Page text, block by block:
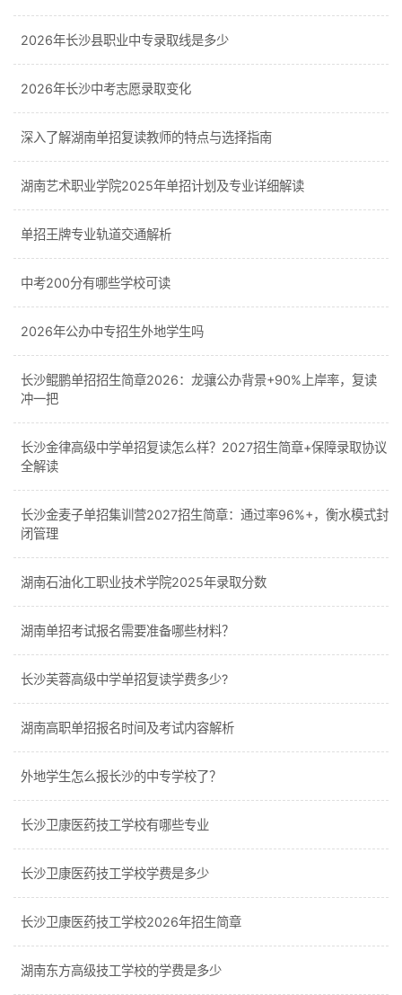
2026年长沙县职业中专录取线是多少
2026年长沙中考志愿录取变化
深入了解湖南单招复读教师的特点与选择指南
湖南艺术职业学院2025年单招计划及专业详细解读
单招王牌专业轨道交通解析
中考200分有哪些学校可读
2026年公办中专招生外地学生吗
长沙鲲鹏单招招生简章2026：龙骧公办背景+90%上岸率，复读
冲一把
长沙金律高级中学单招复读怎么样？2027招生简章+保障录取协议
全解读
长沙金麦子单招集训营2027招生简章：通过率96%+，衡水模式封
闭管理
湖南石油化工职业技术学院2025年录取分数
湖南单招考试报名需要准备哪些材料？
长沙芙蓉高级中学单招复读学费多少?
湖南高职单招报名时间及考试内容解析
外地学生怎么报长沙的中专学校了？
长沙卫康医药技工学校有哪些专业
长沙卫康医药技工学校学费是多少
长沙卫康医药技工学校2026年招生简章
湖南东方高级技工学校的学费是多少